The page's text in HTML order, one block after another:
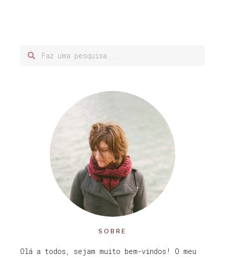
SOBRE
Olá a todos, sejam muito bem-vindos! O meu